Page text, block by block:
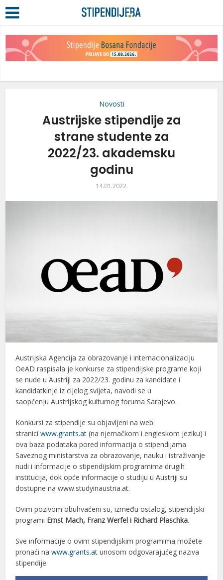
Novosti
Austrijske stipendije za
strane studente za
2022/23. akademsku
godinu
14.01.2022.
Austrijska Agencija za obrazovanje i internacionalizaciju
OeAD raspisala je konkurse za stipendijske programe koji
se nude u Austriji za 2022/23. godinu za kandidate i
kandidatkinje iz cijelog svijeta, navodi se u
saopćenju Austrijskog kulturnog foruma Sarajevo.
Konkursi za stipendije su objavljeni na web
straniciwww.grants.at (na njemačkom i engleskom jeziku) i
ova baza podataka pored informacija o stipendijama
Saveznog ministarstva za obrazovanje, nauku i istraživanje
nudi i informacije o stipendijskim programima drugih
institucija, dok opće informacije o studiju u Austriji su
dostupne na www.studyinaustria.at.
Ovim pozivom obuhvaćeni su, između ostalog, stipendijski
programi Ernst Mach, Franz Werfel i Richard Plaschka.
Sve informacije o ovim stipendijskim programima možete
pronaći nawww.grants.atunosom odgovarajućeg naziva
stipendije.